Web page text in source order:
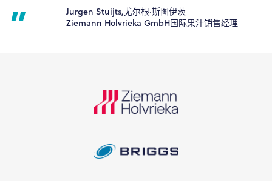
Jurgen Stuijts,尤尔根·斯图伊茨
Ziemann Holvrieka GmbH国际果汁销售经理